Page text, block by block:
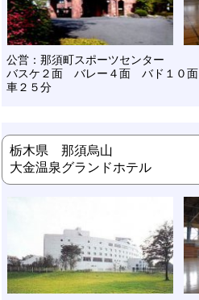
公営：那須町スポーツセンター
バスケ２面 バレー４面 バド１０面
車２５分
栃木県 那須烏山
大金温泉グランドホテル